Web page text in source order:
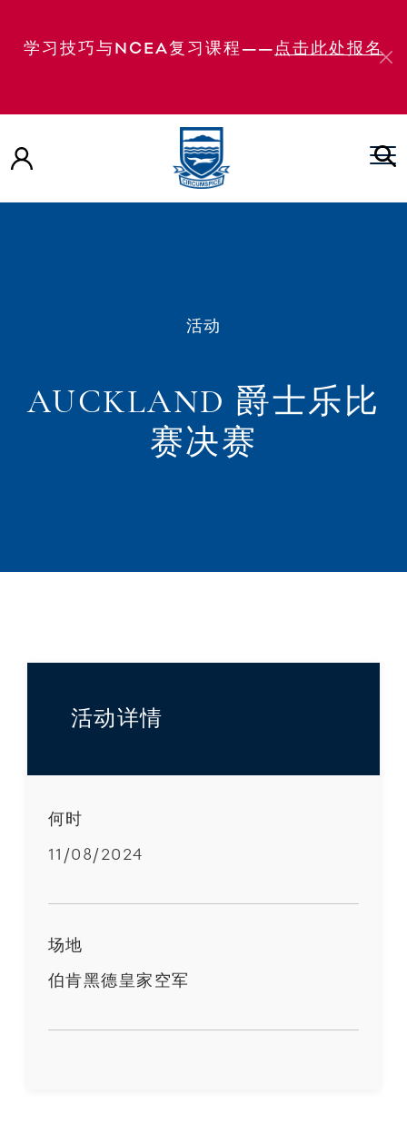
学习技巧与NCEA复习课程——点击此处报名
活动
AUCKLAND 爵士乐比
赛决赛
活动详情
何时
11/08/2024
场地
伯肯黑德皇家空军